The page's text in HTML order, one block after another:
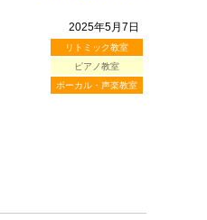
2025年5月7日
リトミック教室
ピアノ教室
ボーカル・声楽教室